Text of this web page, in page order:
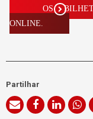
OS
ONLINE.
Partilhar